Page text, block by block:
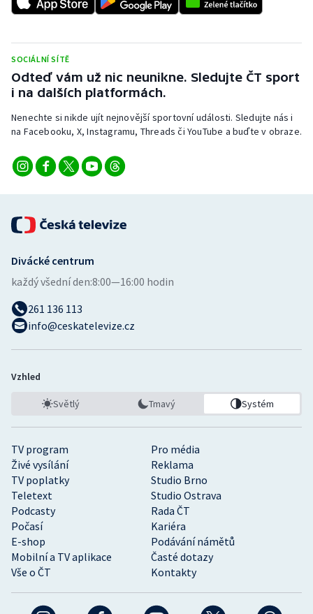
Veslování
Vodní slalom
Volejbal
Ostatní
SOCIÁLNÍ SÍTĚ
Odteď vám už nic neunikne. Sledujte ČT sport
i na dalších platformách.
Nenechte si nikde ujít nejnovější sportovní události. Sledujte nás i
na Facebooku, X, Instagramu, Threads či YouTube a buďte v obraze.
TV program
Pro média
Živé vysílání
Reklama
TV poplatky
Studio Brno
Teletext
Studio Ostrava
Podcasty
Rada ČT
Počasí
Kariéra
E-shop
Podávání námětů
Mobilní a TV aplikace
Časté dotazy
Vše o ČT
Kontakty
Divácké centrum
každý všední den:8:00—16:00 hodin
261 136 113
info@ceskatelevize.cz
Vzhled
Světlý Tmavý Systém